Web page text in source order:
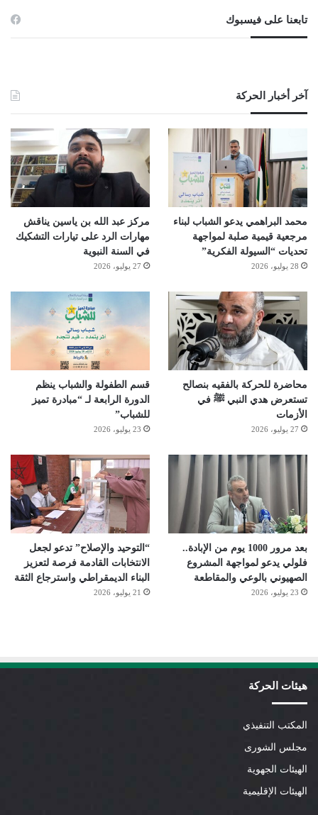
تابعنا على فيسبوك
آخر أخبار الحركة
محمد البراهمي يدعو الشباب لبناء
مرجعية قيمية صلبة لمواجهة
تحديات “السيولة الفكرية”
28 يوليو، 2026
مركز عبد الله بن ياسين يناقش
مهارات الرد على تيارات التشكيك
في السنة النبوية
27 يوليو، 2026
محاضرة للحركة بالفقيه بنصالح
تستعرض هدي النبي ﷺ في
الأزمات
27 يوليو، 2026
قسم الطفولة والشباب ينظم
الدورة الرابعة لـ “مبادرة تميز
للشباب”
23 يوليو، 2026
بعد مرور 1000 يوم من الإبادة..
فلولي يدعو لمواجهة المشروع
الصهيوني بالوعي والمقاطعة
23 يوليو، 2026
“التوحيد والإصلاح” تدعو لجعل
الانتخابات القادمة فرصة لتعزيز
البناء الديمقراطي واسترجاع الثقة
21 يوليو، 2026
هيئات الحركة
المكتب التنفيذي
مجلس الشورى
الهيئات الجهوية
الهيئات الإقليمية